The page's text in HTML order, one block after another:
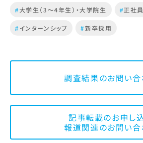
#大学生（3～4年生）・大学院生 #正社員
#インターンシップ #新卒採用
調査結果のお問い合
記事転載のお申し
報道関連のお問い合